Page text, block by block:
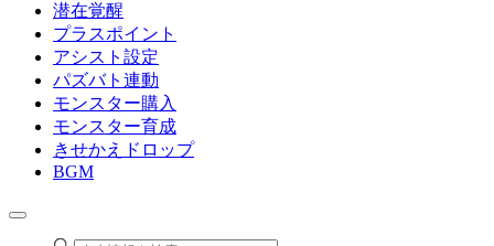
潜在覚醒
プラスポイント
アシスト設定
パズバト連動
モンスター購入
モンスター育成
きせかえドロップ
BGM